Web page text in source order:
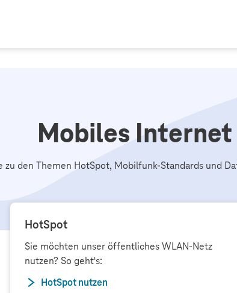
Mobiles Internet
zu den Themen HotSpot, Mobilfunk-Standards und
HotSpot
Sie möchten unser öffentliches WLAN-Netz
nutzen? So geht's:
HotSpot nutzen